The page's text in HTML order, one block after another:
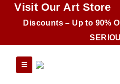
Visit Our Art Store
Discounts – Up to 90%